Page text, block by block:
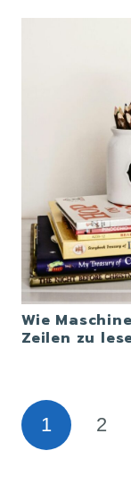
Wie
Zeilen zu
1 2